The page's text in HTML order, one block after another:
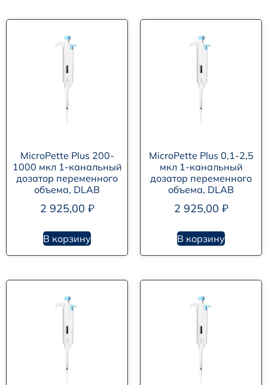
MicroPette Plus 200-
1000 мкл 1-канальный
дозатор переменного
объема, DLAB
2 925,00 ₽
В корзину
MicroPette Plus 0,1-2,5
мкл 1-канальный
дозатор переменного
объема, DLAB
2 925,00 ₽
В корзину